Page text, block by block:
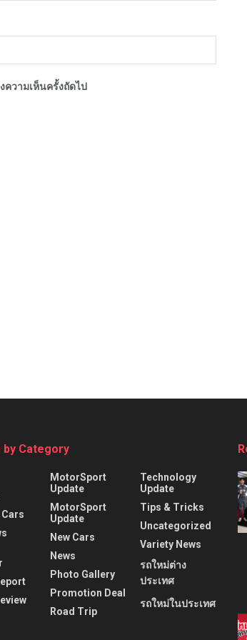
ความเห็นครั้งถัดไป
by Category
MotorSport
Update
MotorSport
Update
New Cars
News
Photo Gallery
Promotion Deal
Road Trip
Technology
Update
Tips & Tricks
Uncategorized
Variety News
รถใหม่ต่าง
ประเทศ
รถใหม่ในประเทศ